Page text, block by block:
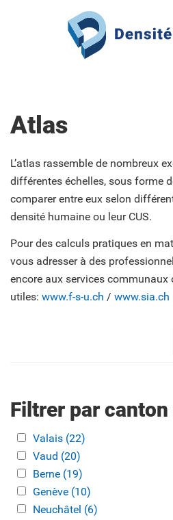
Aller au contenu principal
Atlas
L’atlas rassemble de nombreux
différentes échelles, sous forme
comparer entre eux selon
densité humaine ou leur CUS.
Pour des calculs pratiques en
vous adresser à des
encore aux services
utiles: www.f-s-u.ch / www.sia.ch
Filtrer par canton
Apply Valais filter
Valais (22)
Apply Vaud filter
Vaud (20)
Apply Berne filter
Berne (19)
Apply Genève filter
Genève (10)
Apply Neuchâtel filter
Neuchâtel (6)